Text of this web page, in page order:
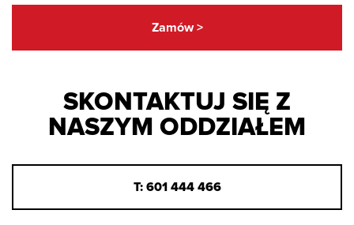
Zamów >
SKONTAKTUJ SIĘ Z
NASZYM ODDZIAŁEM
T: 601 444 466